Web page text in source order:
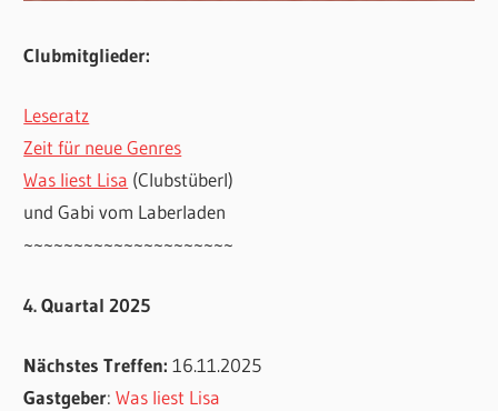
Clubmitglieder:
Leseratz
Zeit für neue Genres
Was liest Lisa (Clubstüberl)
und Gabi vom Laberladen
~~~~~~~~~~~~~~~~~~~~~
4. Quartal 2025
Nächstes Treffen:16.11.2025
Gastgeber:Was liest Lisa